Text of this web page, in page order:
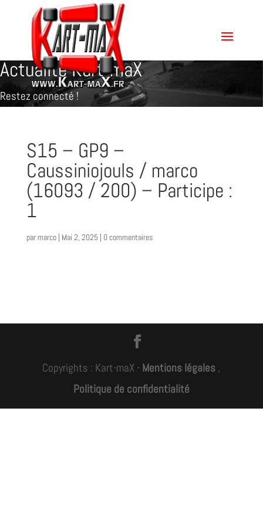
Actualité Kart-maX
Restez connecté !
S15 – GP9 –
Caussiniojouls / marco
(16093 / 200) – Participe :
1
parmarco| Mai 2, 2025| 0 commentaires
Copyrights : Kart-maX - Mentions légales ,
Politique de confidentialité